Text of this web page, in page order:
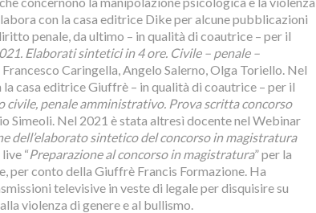
con la casa editrice Dike per alcune pubblicazioni
penale, da ultimo – in qualità di coautrice – per il
Elaborati sintetici in 4 ore. Civile – penale –
Caringella, Angelo Salerno, Olga Toriello. Nel
casa editrice Giuffrè – in qualità di coautrice – per il
civile, penale amministrativo. Prova scritta concorso
Simeoli. Nel 2021 è stata altresì docente nel Webinar
dell’elaborato sintetico del concorso in magistratura
“Preparazione al concorso in magistratura” per la
per conto della Giuffrè Francis Formazione. Ha
televisive in veste di legale per disquisire su
violenza di genere e al bullismo.